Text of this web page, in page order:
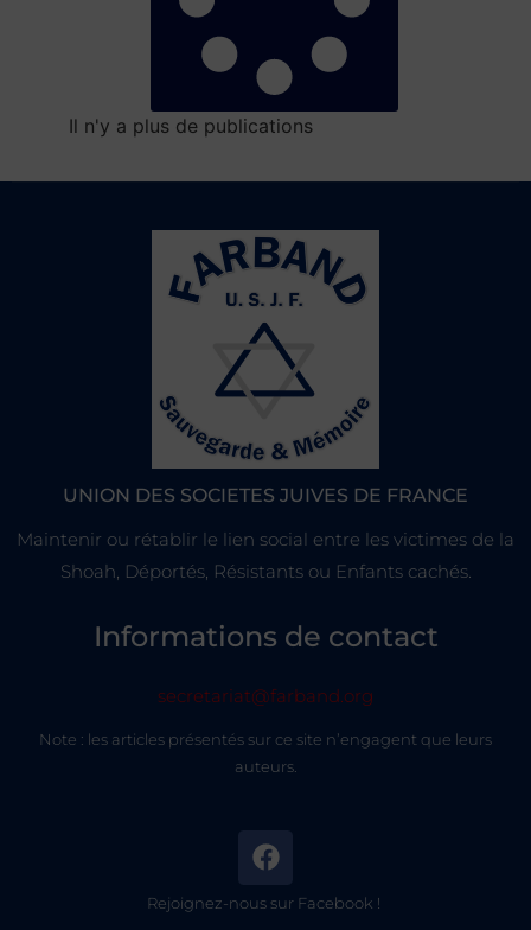
Il n'y a plus de publications
UNION DES SOCIETES JUIVES DE FRANCE
Maintenir ou rétablir le lien social entre les victimes de la
Shoah, Déportés, Résistants ou Enfants cachés.
Informations de contact
secretariat@farband.org
Note : les articles présentés sur ce site n’engagent que leurs
auteurs.
Rejoignez-nous sur Facebook !